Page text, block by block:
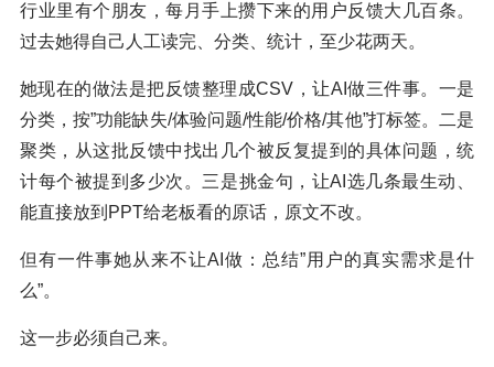
行业里有个朋友，每月手上攒下来的用户反馈大几百条。
过去她得自己人工读完、分类、统计，至少花两天。
她现在的做法是把反馈整理成CSV，让AI做三件事。一是
分类，按”功能缺失/体验问题/性能/价格/其他”打标签。二是
聚类，从这批反馈中找出几个被反复提到的具体问题，统
计每个被提到多少次。三是挑金句，让AI选几条最生动、
能直接放到PPT给老板看的原话，原文不改。
但有一件事她从来不让AI做：总结”用户的真实需求是什
么”。
这一步必须自己来。